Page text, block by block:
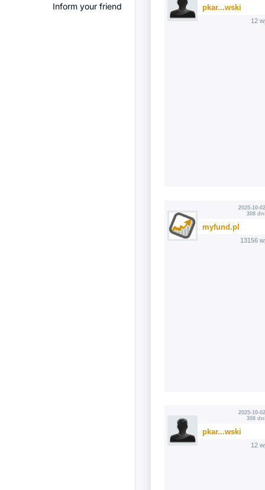
Inform your friend pkar...wski
12
2025-10-
308
myfund.pl
13156
2025-10-
308
pkar...wski
12